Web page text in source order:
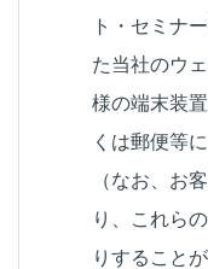
ト・セミナ
た当社のウ
様の端末装
くは郵便等
（なお、お
り、これら
りすること